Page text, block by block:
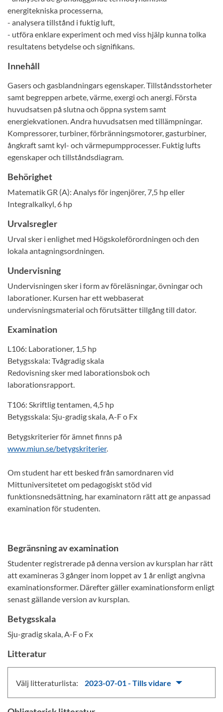
energitekniska processerna,
- analysera tillstånd i fuktig luft,
- utföra enklare experiment och med viss hjälp kunna tolka
resultatens betydelse och signifikans.
Innehåll
Gasers och gasblandningars egenskaper. Tillståndsstorheter
samt begreppen arbete, värme, exergi och anergi. Första
huvudsatsen på slutna och öppna system samt
energiekvationen. Andra huvudsatsen med tillämpningar.
Kompressorer, turbiner, förbränningsmotorer, gasturbiner,
ångkraft samt kyl- och värmepumpprocesser. Fuktig lufts
egenskaper och tillståndsdiagram.
Behörighet
Matematik GR (A): Analys för ingenjörer, 7,5 hp eller
Integralkalkyl, 6 hp
Urvalsregler
Urval sker i enlighet med Högskoleförordningen och den
lokala antagningsordningen.
Undervisning
Undervisningen sker i form av föreläsningar, övningar och
laborationer. Kursen har ett webbaserat
undervisningsmaterial och förutsätter tillgång till dator.
Examination
L106: Laborationer, 1,5 hp
Betygsskala: Tvågradig skala
Redovisning sker med laborationsbok och
laborationsrapport.
T106: Skriftlig tentamen, 4,5 hp
Betygsskala: Sju-gradig skala, A-F o Fx
Betygskriterier för ämnet finns på
www.miun.se/betygskriterier.
Om student har ett besked från samordnaren vid
Mittuniversitetet om pedagogiskt stöd vid
funktionsnedsättning, har examinatorn rätt att ge anpassad
examination för studenten.
Begränsning av examination
Studenter registrerade på denna version av kursplan har rätt
att examineras 3 gånger inom loppet av 1 år enligt angivna
examinationsformer. Därefter gäller examinationsform enligt
senast gällande version av kursplan.
Betygsskala
Sju-gradig skala, A-F o Fx
Litteratur
Välj litteraturlista: 2023-07-01 - Tills vidare